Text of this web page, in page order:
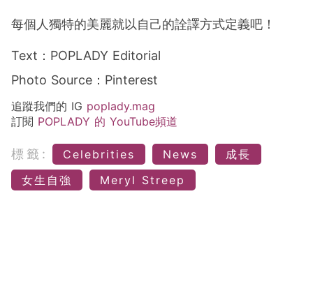
每個人獨特的美麗就以自己的詮譯方式定義吧！
Text：POPLADY Editorial
Photo Source：Pinterest
追蹤我們的 IG poplady.mag
訂閱 POPLADY 的 YouTube頻道
標籤: Celebrities News
成長
女生自強
Meryl Streep